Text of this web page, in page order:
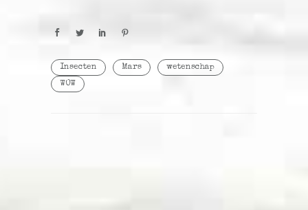
Insecten Mars
wetenschap
WOW